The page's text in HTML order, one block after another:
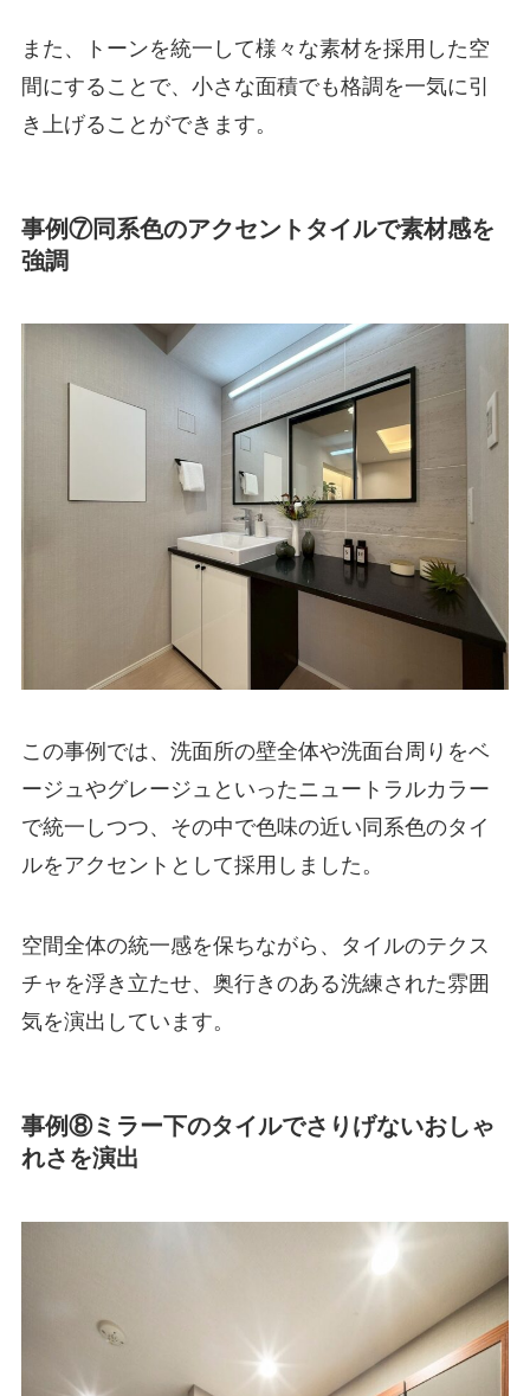
また、トーンを統一して様々な素材を採用した空
間にすることで、小さな面積でも格調を一気に引
き上げることができます。
事例⑦同系色のアクセントタイルで素材感を
強調
この事例では、洗面所の壁全体や洗面台周りをベ
ージュやグレージュといったニュートラルカラー
で統一しつつ、その中で色味の近い同系色のタイ
ルをアクセントとして採用しました。
空間全体の統一感を保ちながら、タイルのテクス
チャを浮き立たせ、奥行きのある洗練された雰囲
気を演出しています。
事例⑧ミラー下のタイルでさりげないおしゃ
れさを演出